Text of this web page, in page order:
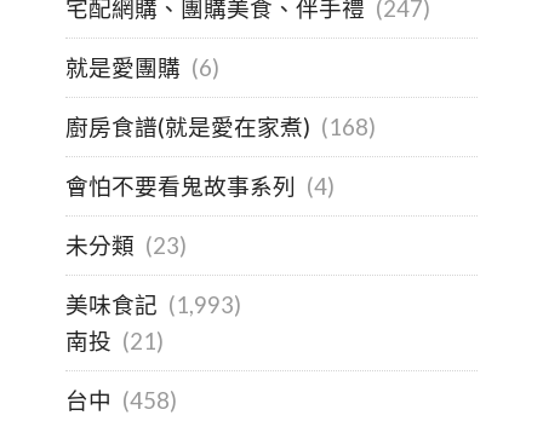
宅配網購、團購美食、伴手禮 (247)
就是愛團購 (6)
廚房食譜(就是愛在家煮) (168)
會怕不要看鬼故事系列 (4)
未分類 (23)
美味食記 (1,993)
南投 (21)
台中 (458)